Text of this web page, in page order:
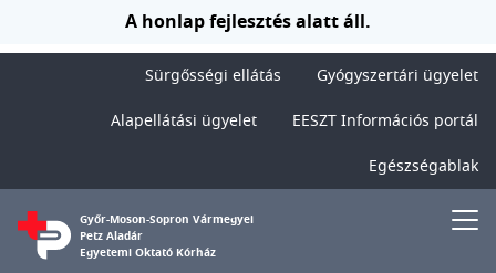
Ugrás a tartalomraA honlap fejlesztés alatt áll.
Sürgősségi ellátás
Gyógyszertári ügyelet
Alapellátási ügyelet
EESZT Információs portál
Egészségablak
Győr-Moson-Sopron Vármegyei
Petz Aladár
Egyetemi Oktató Kórház